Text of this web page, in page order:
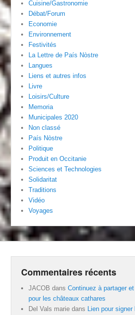
Cuisine/Gastronomie
Débat/Forum
Economie
Environnement
Festivités
La Lettre de País Nòstre
Langues
Liens et autres infos
Livre
Loisirs/Culture
Memoria
Municipales 2020
Non classé
País Nòstre
Politique
Produit en Occitanie
Sciences et Technologies
Solidaritat
Traditions
Vidéo
Voyages
Commentaires récents
JACOB dansContinuez à partager
pour les châteaux cathares
Del Vals marie dans Lien pour